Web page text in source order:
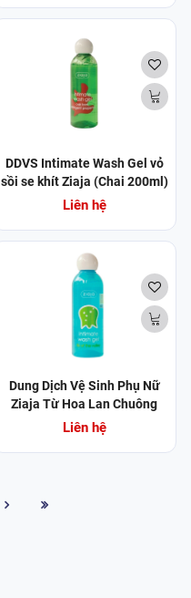
DDVS Intimate Wash Gel vỏ
sồi se khít Ziaja (Chai 200ml)
(Chai)
Liên hệ
Dung Dịch Vệ Sinh Phụ Nữ
Ziaja Từ Hoa Lan Chuông
200ml Intimate Wash Gel -
Liên hệ